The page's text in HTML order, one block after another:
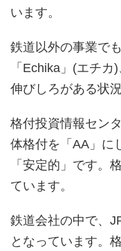
います。
鉄道以外の事業で
「Echika」(エチカ
伸びしろがある状
格付投資情報セン
体格付を「AA」に
「安定的」です。
ています。
鉄道会社の中で、
となっています。